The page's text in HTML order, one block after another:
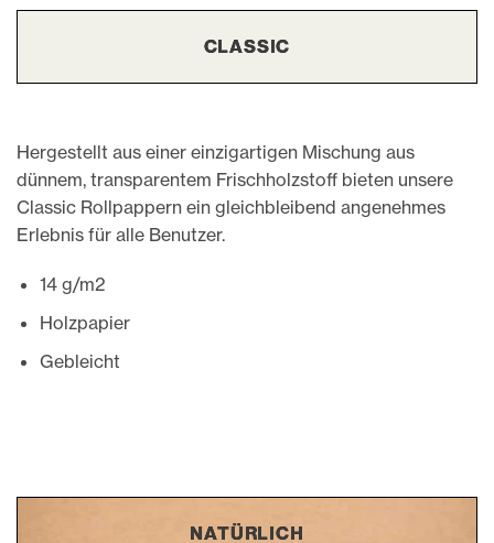
CLASSIC
Hergestellt aus einer einzigartigen Mischung aus
dünnem, transparentem Frischholzstoff bieten unsere
Classic Rollpappern ein gleichbleibend angenehmes
Erlebnis für alle Benutzer.
14 g/m2
Holzpapier
Gebleicht
NATÜRLICH